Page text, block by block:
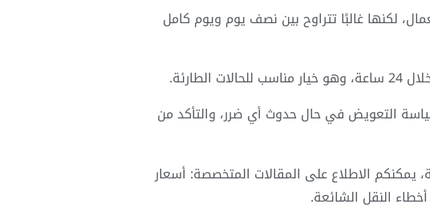
لكنها غالبًا تتراوح بين نصف يوم ويوم كامل
التعويض في حال حدوث أي ضرر، والتأكد من
الاطلاع على المقالات المتخصصة: أسعار
النقل الشائعة.